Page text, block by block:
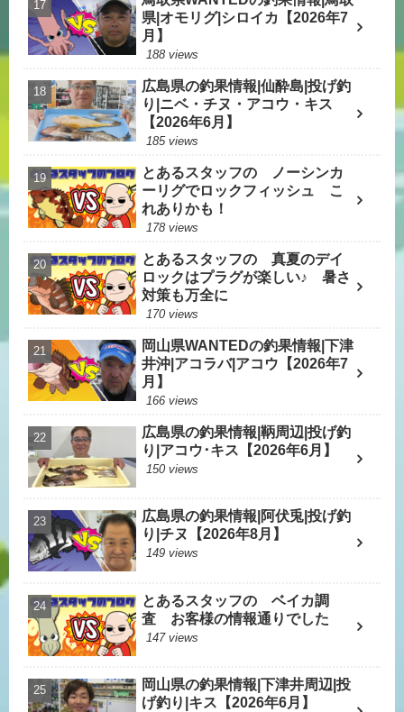
県|オモリグ|シロイカ【2026年7
月】
188 views
広島県の釣果情報|仙酔島|投げ釣
り|ニベ・チヌ・アコウ・キス
【2026年6月】
185 views
とあるスタッフの ノーシンカ
ーリグでロックフィッシュ こ
れありかも！
178 views
とあるスタッフの 真夏のデイ
ロックはプラグが楽しい♪ 暑さ
対策も万全に
170 views
岡山県WANTEDの釣果情報|下津
井沖|アコラバ|アコウ【2026年7
月】
166 views
広島県の釣果情報|鞆周辺|投げ釣
り|アコウ･キス【2026年6月】
150 views
広島県の釣果情報|阿伏兎|投げ釣
り|チヌ【2026年8月】
149 views
とあるスタッフの ベイカ調
査 お客様の情報通りでした
147 views
岡山県の釣果情報|下津井周辺|投
げ釣り|キス【2026年6月】